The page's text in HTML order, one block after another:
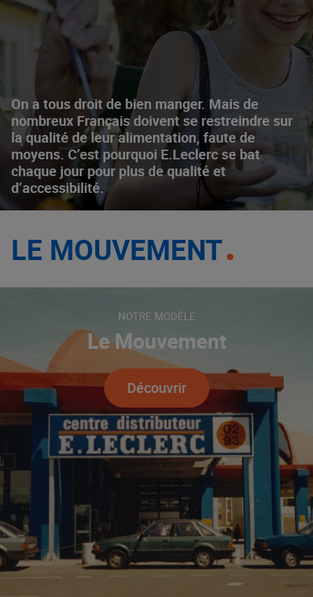
On a tous droit de bien manger. Mais de
nombreux Français doivent se restreindre sur
la qualité de leur alimentation, faute de
moyens. C’est pourquoi E.Leclerc se bat
chaque jour pour plus de qualité et
d’accessibilité.
LE MOUVEMENT
NOTRE MODÈLE
Le Mouvement
Découvrir